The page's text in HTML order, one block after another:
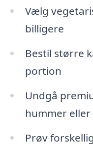
Vælg
billigere
Bestil større
portion
Undgå
hummer
Prøv